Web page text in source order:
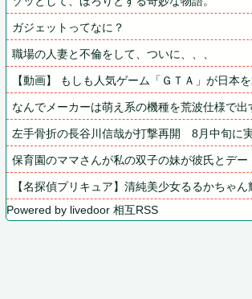
ガジェットってなに？
職場の人妻と不倫をして、ついに、、、
【動画】 もしも人気ゲーム「ＧＴＡ」が日本
なんでメーカーは萌え系の機種を荒波仕様で出
左手骨折の長谷川信哉が打撃再開　8月中旬に
保育園のママさんが私の双子の妹が彼氏とデ
【名探偵プリキュア】清純美少女るるかちゃ
Powered by livedoor 相互RSS